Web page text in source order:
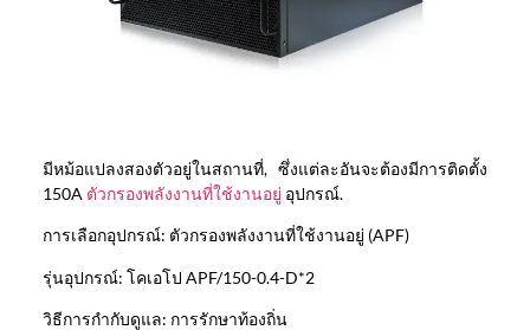
มีหม้อแปลงสองตัวอยู่ในสถานที่, ซึ่งแต่ละอันจะต้องมีการติดตั้ง
150A ตัวกรองพลังงานที่ใช้งานอยู่ อุปกรณ์.
การเลือกอุปกรณ์: ตัวกรองพลังงานที่ใช้งานอยู่ (APF)
รุ่นอุปกรณ์: โคเอโป APF/150-0.4-D*2
วิธีการกำกับดูแล: การรักษาท้องถิ่น